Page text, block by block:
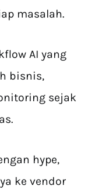
masalah.
AI yang
bisnis,
sejak
hype,
ke vendor